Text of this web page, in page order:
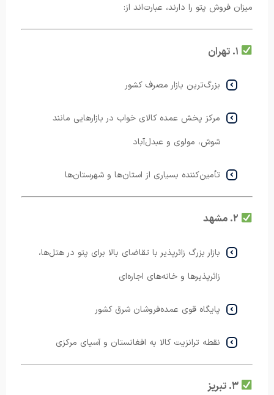
میزان فروش پتو را دارند، عبارت‌اند از:
بزرگ‌ترین بازار مصرف کشور
مرکز پخش عمده کالای خواب در بازارهایی مانند
شوش، مولوی و عبدل‌آباد
تأمین‌کننده بسیاری از استان‌ها و شهرستان‌ها
بازار بزرگ زائرپذیر با تقاضای بالا برای پتو در هتل‌ها،
زائرپذیرها و خانه‌های اجاره‌ای
پایگاه قوی عمده‌فروشان شرق کشور
نقطه ترانزیت کالا به افغانستان و آسیای مرکزی